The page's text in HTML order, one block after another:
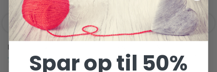
DROPS LOVES YOU 9
7,95 DKK
STRØMPEPINDE 20 CM
(2.00-15.00 MM)
Spar op til 50%